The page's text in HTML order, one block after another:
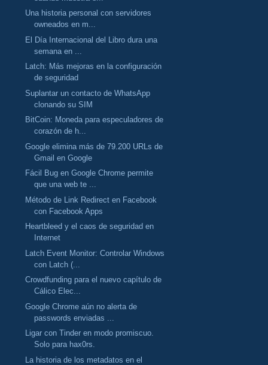
Una historia personal con servidores
owneados en m...
El Día Internacional del Libro dura una
semana en ...
Latch: Más mejoras en la configuración
de seguridad
Suplantar un contacto de WhatsApp
clonando su SIM
BitCoin: Moneda para especuladores de
corazón de h...
Google elimina más de 79.200 URLs de
Gmail en Google
Fácil Bug en Google Chrome permite
que una web te ...
Método de Link Redirect en Facebook
con Facebook Apps
Heartbleed y el caos de seguridad en
Internet
Latch Event Monitor: Controlar Windows
con Latch (...
Crowdfunding para el nuevo capítulo de
Cálico Elec...
Google Chrome aún no alerta de
passwords enviadas ...
Ligar con Tinder en modo promiscuo.
Solo para hax0rs.
La historia de los metadatos en el